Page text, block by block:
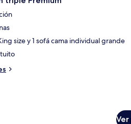
size y 1 sofá cama individual grande